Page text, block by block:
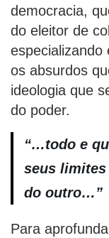
democracia,
do eleitor de
especializando
os absurdos
ideologia que
do poder.
“…todo e
seus
do outro…”
Para